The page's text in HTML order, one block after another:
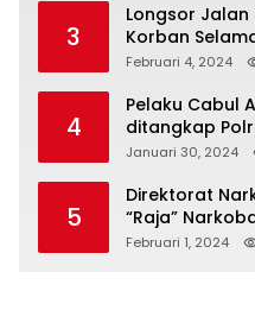
3
Longsor Jalan
Korban
Februari 4, 2024
4
Pelaku Cabul
ditangkap
Januari 30, 2024
5
Direktorat
“Raja”
Februari 1, 2024